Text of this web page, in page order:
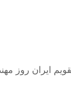
ایران روز